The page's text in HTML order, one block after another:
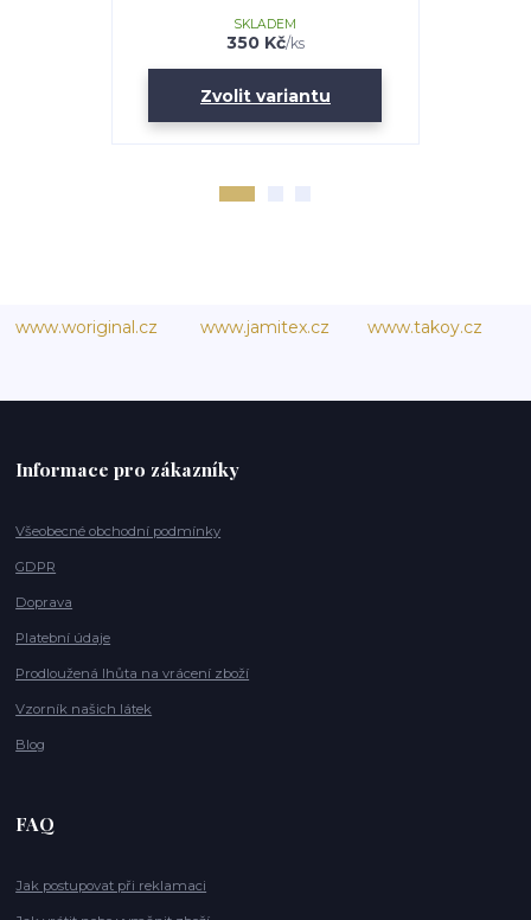
350 Kč/ks
SKLADEM
Zvolit variantu
www.woriginal.cz www.jamitex.cz www.takoy.cz
Informace pro zákazníky
Všeobecné obchodní podmínky
GDPR
Doprava
Platební údaje
Prodloužená lhůta na vrácení zboží
Vzorník našich látek
Blog
FAQ
Jak postupovat při reklamaci